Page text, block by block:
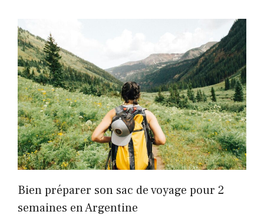
Bien préparer son sac de voyage pour 2
semaines en Argentine